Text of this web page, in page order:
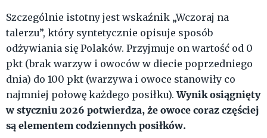
Szczególnie istotny jest wskaźnik „Wczoraj na
talerzu”, który syntetycznie opisuje sposób
odżywiania się Polaków. Przyjmuje on wartość od 0
pkt (brak warzyw i owoców w diecie poprzedniego
dnia) do 100 pkt (warzywa i owoce stanowiły co
najmniej połowę każdego posiłku).Wynik osiągnięty
w styczniu 2026 potwierdza, że owoce coraz częściej
są elementem codziennych posiłków.